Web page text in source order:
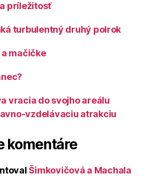
príležitosť
turbulentný druhý polrok
mačičke
vracia do svojho areálu
vzdelávaciu atrakciu
komentáre
Šimkovičová a Machala